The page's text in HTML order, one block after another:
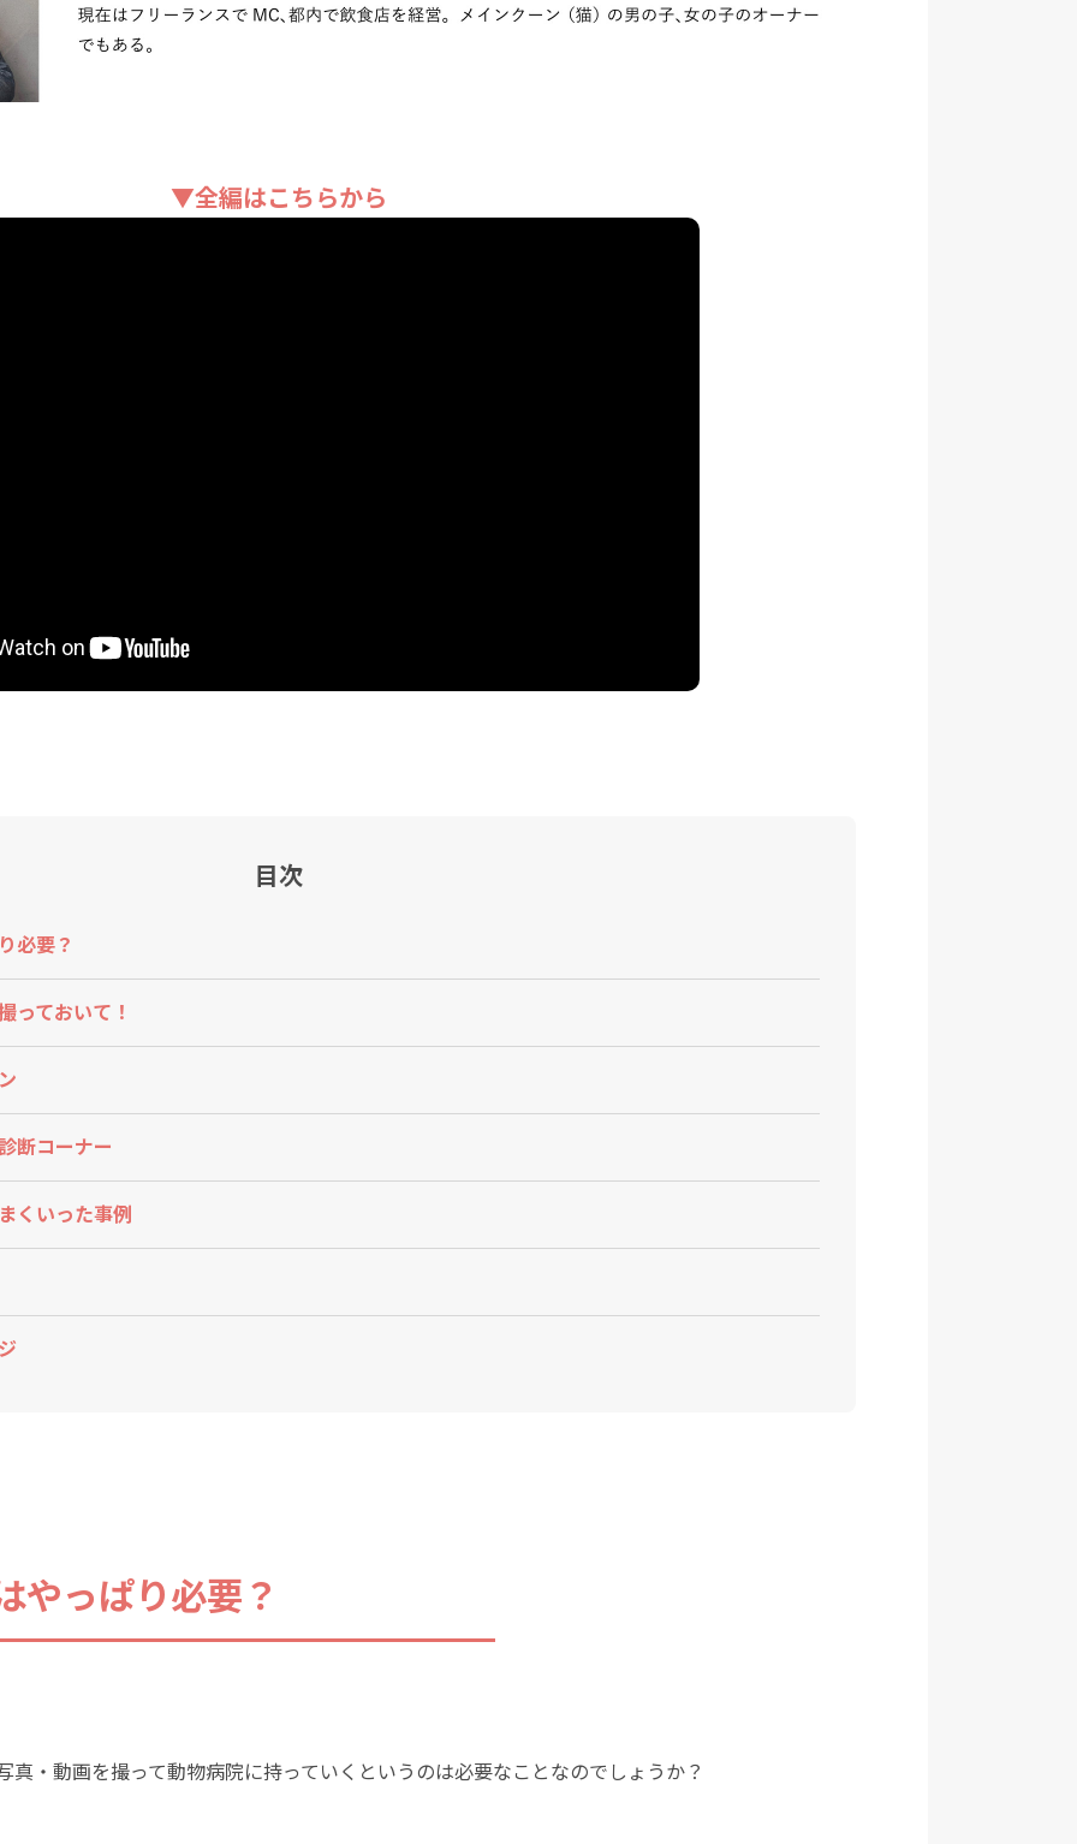
▼全編はこちらから
目次
必要？
っておいて！
断コーナー
くいった事例
やっぱり必要？
真・動画を撮って動物病院に持っていくというのは必要なことなのでしょうか？